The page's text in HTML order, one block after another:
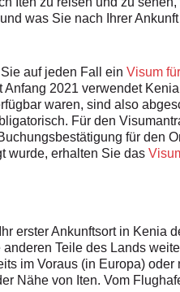
was Sie nach Ihrer
auf jeden Fall ein Visum
2021 verwendet
waren, sind also
Für den
für den
wurde, erhalten Sie das
erster Ankunftsort in Kenia
Teile des Lands
im Voraus (in Europa)
Nähe von Iten. Vom